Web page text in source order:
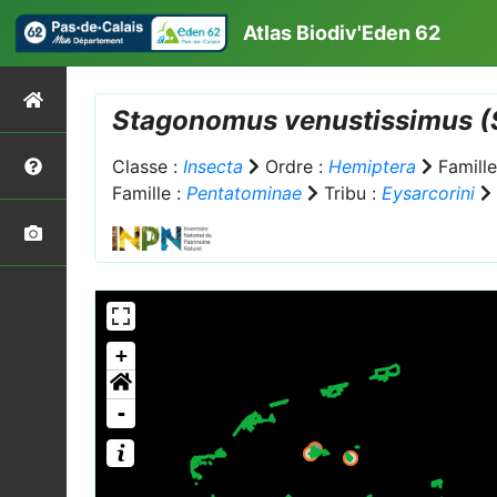
Atlas Biodiv'Eden 62
Stagonomus venustissimus
Classe : Insecta Ordre : Hemiptera
Famille : Pentatominae Tribu : Eysarcorini
+
-